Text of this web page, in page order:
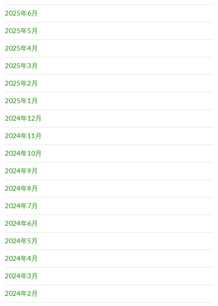
2025年6月
2025年5月
2025年4月
2025年3月
2025年2月
2025年1月
2024年12月
2024年11月
2024年10月
2024年9月
2024年8月
2024年7月
2024年6月
2024年5月
2024年4月
2024年3月
2024年2月